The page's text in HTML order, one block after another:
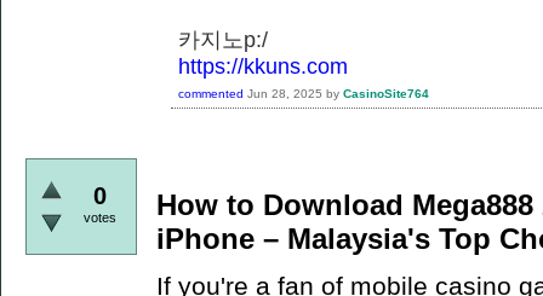
카지노p:/
https://kkuns.com
commented Jun 28, 2025 by CasinoSite764
0
votes
How to Download
iPhone – Malaysia's Top
If you're a fan of mobile casino